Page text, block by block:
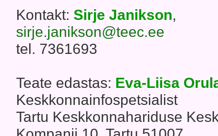
Kontakt: Sirje Janikson,
sirje.janikson@teec.ee
tel. 7361693
Teate edastas: Eva-Liisa
Keskkonnainfospetsialist
Tartu Keskkonnahariduse